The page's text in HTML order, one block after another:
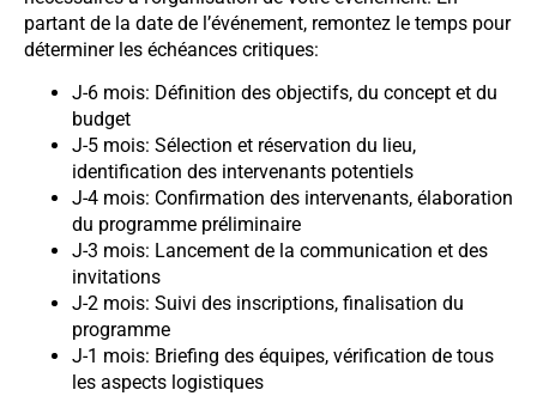
partant de la date de l’événement, remontez le temps pour
déterminer les échéances critiques:
J-6 mois: Définition des objectifs, du concept et du
budget
J-5 mois: Sélection et réservation du lieu,
identification des intervenants potentiels
J-4 mois: Confirmation des intervenants, élaboration
du programme préliminaire
J-3 mois: Lancement de la communication et des
invitations
J-2 mois: Suivi des inscriptions, finalisation du
programme
J-1 mois: Briefing des équipes, vérification de tous
les aspects logistiques